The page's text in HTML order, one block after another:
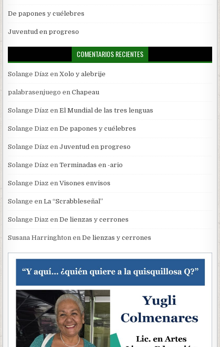
De papones y cuélebres
Juventud en progreso
COMENTARIOS RECIENTES
Solange Díaz enXolo y alebrije
palabrasenjuego enChapeau
Solange Díaz enEl Mundial de las tres lenguas
Solange Diaz enDe papones y cuélebres
Solange Díaz enJuventud en progreso
Solange Díaz enTerminadas en -ario
Solange Diaz enVisones envisos
Solange enLa “Scrabbleseñal”
Solange Diaz enDe lienzas y cerrones
Susana Harringhton enDe lienzas y cerrones